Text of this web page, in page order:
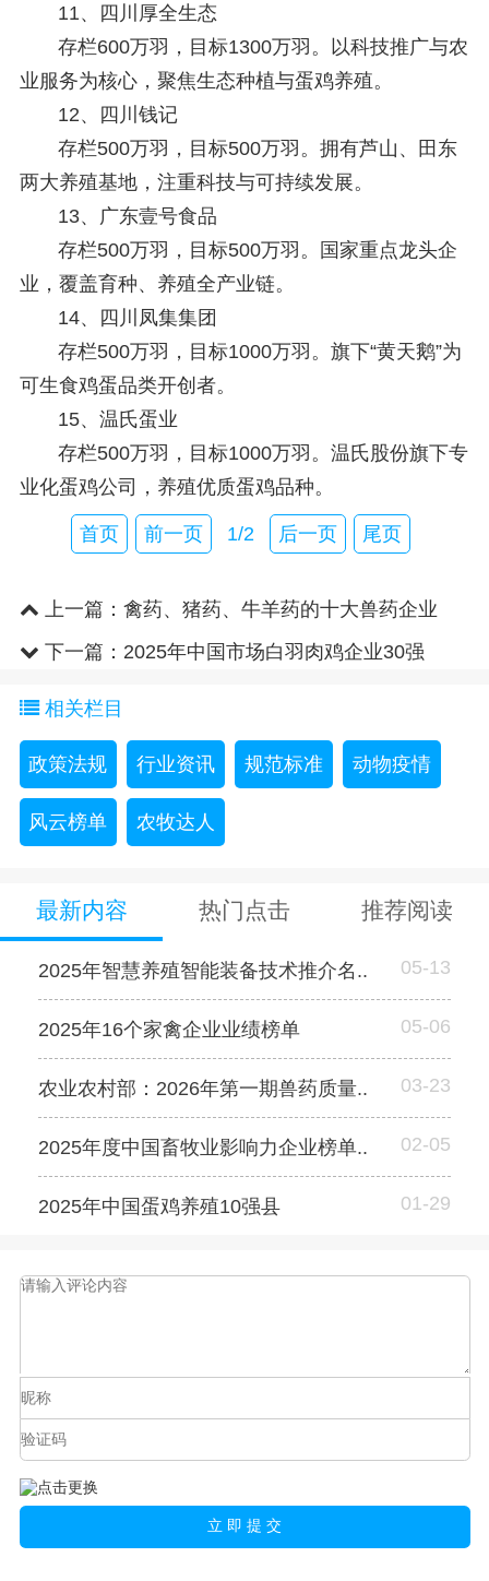
11、
四川厚全生态
存栏600万羽，目标1300万羽。以科技推广与农
业服务为核心，聚焦生态种植与蛋鸡养殖。
12、
四川钱记
存栏500万羽，目标500万羽。拥有芦山、田东
两大养殖基地，注重科技与可持续发展。
13、 广东壹号食品
存栏500万羽，目标500万羽。国家重点龙头企
业，覆盖育种、养殖全产业链。
14、
四川凤集集团
存栏500万羽，目标1000万羽。旗下“黄天鹅”为
可生食鸡蛋品类开创者。
15、温氏蛋业
存栏500万羽，目标1000万羽。温氏股份旗下专
业化蛋鸡公司，养殖优质蛋鸡品种。
首页 前一页 1/2 后一页 尾页
上一篇： 禽药、猪药、牛羊药的十大兽药企业
下一篇： 2025年中国市场白羽肉鸡企业30强
相关栏目
政策法规 行业资讯 规范标准 动物疫情
风云榜单 农牧达人
最新内容 热门点击 推荐阅读
2025年智慧养殖智能装备技术推介名.. 05-13
2025年16个家禽企业业绩榜单 05-06
农业农村部：2026年第一期兽药质量.. 03-23
2025年度中国畜牧业影响力企业榜单.. 02-05
2025年中国蛋鸡养殖10强县 01-29